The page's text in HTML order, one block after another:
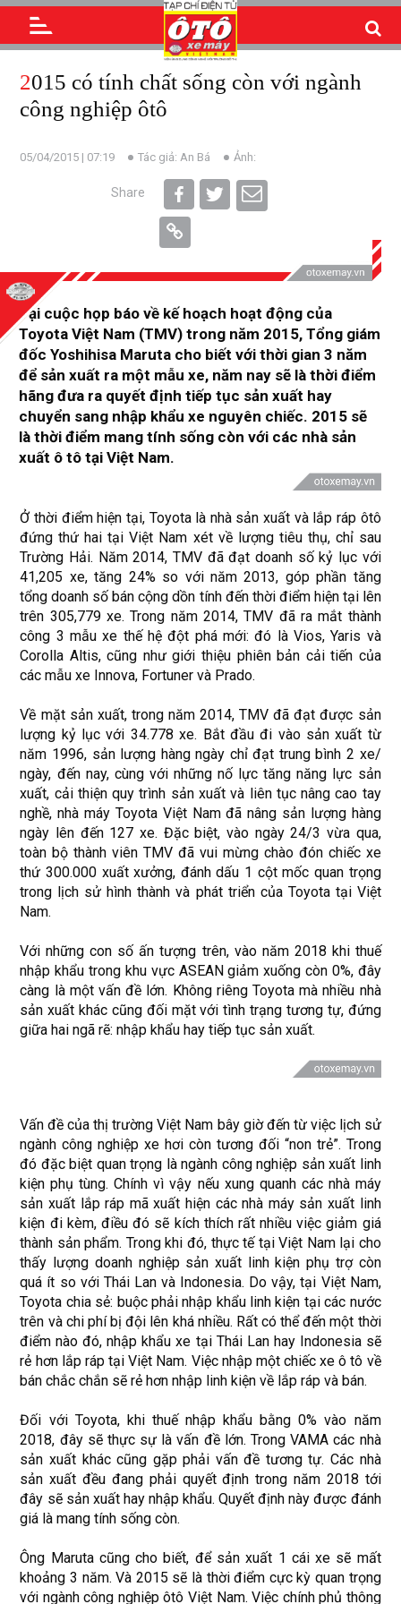
2015 có tính chất sống còn với ngành
công nghiệp ôtô
05/04/2015 | 07:19 Tác giả: An Bá Ảnh:
Share
Tại cuộc họp báo về kế hoạch hoạt động của
Toyota Việt Nam (TMV) trong năm 2015, Tổng giám
đốc Yoshihisa Maruta cho biết với thời gian 3 năm
để sản xuất ra một mẫu xe, năm nay sẽ là thời điểm
hãng đưa ra quyết định tiếp tục sản xuất hay
chuyển sang nhập khẩu xe nguyên chiếc. 2015 sẽ
là thời điểm mang tính sống còn với các nhà sản
xuất ô tô tại Việt Nam.
Ở thời điểm hiện tại, Toyota là nhà sản xuất và lắp ráp ôtô
đứng thứ hai tại Việt Nam xét về lượng tiêu thụ, chỉ sau
Trường Hải. Năm 2014, TMV đã đạt doanh số kỷ lục với
41,205 xe, tăng 24% so với năm 2013, góp phần tăng
tổng doanh số bán cộng dồn tính đến thời điểm hiện tại lên
trên 305,779 xe. Trong năm 2014, TMV đã ra mắt thành
công 3 mẫu xe thế hệ đột phá mới: đó là Vios, Yaris và
Corolla Altis, cũng như giới thiệu phiên bản cải tiến của
các mẫu xe Innova, Fortuner và Prado.
Về mặt sản xuất, trong năm 2014, TMV đã đạt được sản
lượng kỷ lục với 34.778 xe. Bắt đầu đi vào sản xuất từ
năm 1996, sản lượng hàng ngày chỉ đạt trung bình 2 xe/
ngày, đến nay, cùng với những nố lực tăng năng lực sản
xuất, cải thiện quy trình sản xuất và liên tục nâng cao tay
nghề, nhà máy Toyota Việt Nam đã nâng sản lượng hàng
ngày lên đến 127 xe. Đặc biệt, vào ngày 24/3 vừa qua,
toàn bộ thành viên TMV đã vui mừng chào đón chiếc xe
thứ 300.000 xuất xưởng, đánh dấu 1 cột mốc quan trọng
trong lịch sử hình thành và phát triển của Toyota tại Việt
Nam.
Với những con số ấn tượng trên, vào năm 2018 khi thuế
nhập khẩu trong khu vực ASEAN giảm xuống còn 0%, đây
càng là một vấn đề lớn. Không riêng Toyota mà nhiều nhà
sản xuất khác cũng đối mặt với tình trạng tương tự, đứng
giữa hai ngã rẽ: nhập khẩu hay tiếp tục sản xuất.
Vấn đề của thị trường Việt Nam bây giờ đến từ việc lịch sử
ngành công nghiệp xe hơi còn tương đối “non trẻ”. Trong
đó đặc biệt quan trọng là ngành công nghiệp sản xuất linh
kiện phụ tùng. Chính vì vậy nếu xung quanh các nhà máy
sản xuất lắp ráp mã xuất hiện các nhà máy sản xuất linh
kiện đi kèm, điều đó sẽ kích thích rất nhiều việc giảm giá
thành sản phẩm. Trong khi đó, thực tế tại Việt Nam lại cho
thấy lượng doanh nghiệp sản xuất linh kiện phụ trợ còn
quá ít so với Thái Lan và Indonesia. Do vậy, tại Việt Nam,
Toyota chia sẻ: buộc phải nhập khẩu linh kiện tại các nước
trên và chi phí bị đội lên khá nhiều. Rất có thể đến một thời
điểm nào đó, nhập khẩu xe tại Thái Lan hay Indonesia sẽ
rẻ hơn lắp ráp tại Việt Nam. Việc nhập một chiếc xe ô tô về
bán chắc chắn sẽ rẻ hơn nhập linh kiện về lắp ráp và bán.
Đối với Toyota, khi thuế nhập khẩu bằng 0% vào năm
2018, đây sẽ thực sự là vấn đề lớn. Trong VAMA các nhà
sản xuất khác cũng gặp phải vấn đề tương tự. Các nhà
sản xuất đều đang phải quyết định trong năm 2018 tới
đây sẽ sản xuất hay nhập khẩu. Quyết định này được đánh
giá là mang tính sống còn.
Ông Maruta cũng cho biết, để sản xuất 1 cái xe sẽ mất
khoảng 3 năm. Và 2015 sẽ là thời điểm cực kỳ quan trọng
với ngành công nghiệp ôtô Việt Nam. Việc chính phủ thông